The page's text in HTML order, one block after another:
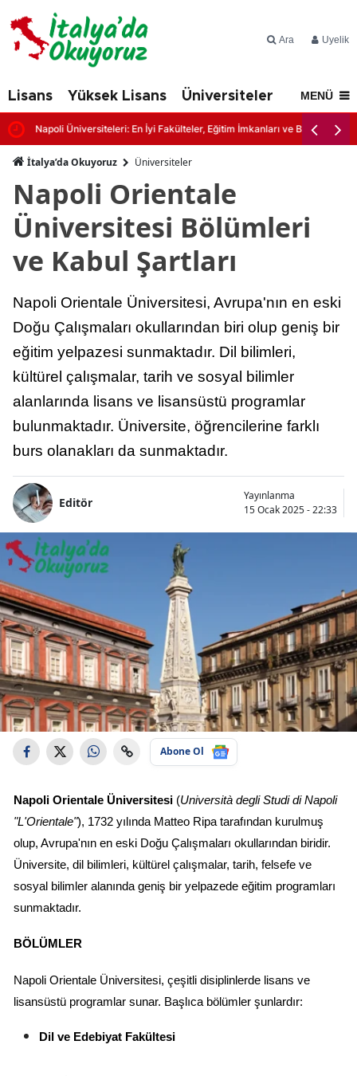
Ara Üyelik
Lisans Yüksek Lisans Üniversiteler İtalya'da
MENÜ
Napoli Üniversiteleri: En İyi Fakülteler, Eğitim İmkanları ve Başvuru
İtalya’da Okuyoruz Üniversiteler
Napoli Orientale
Üniversitesi Bölümleri
ve Kabul Şartları
Napoli Orientale Üniversitesi, Avrupa'nın en eski
Doğu Çalışmaları okullarından biri olup geniş bir
eğitim yelpazesi sunmaktadır. Dil bilimleri,
kültürel çalışmalar, tarih ve sosyal bilimler
alanlarında lisans ve lisansüstü programlar
bulunmaktadır. Üniversite, öğrencilerine farklı
burs olanakları da sunmaktadır.
Editör
Yayınlanma
15 Ocak 2025 - 22:33
Abone Ol
Napoli Orientale Üniversitesi (Università degli Studi di Napoli
"L'Orientale"), 1732 yılında Matteo Ripa tarafından kurulmuş
olup, Avrupa'nın en eski Doğu Çalışmaları okullarından biridir.
Üniversite, dil bilimleri, kültürel çalışmalar, tarih, felsefe ve
sosyal bilimler alanında geniş bir yelpazede eğitim programları
sunmaktadır.
BÖLÜMLER
Napoli Orientale Üniversitesi, çeşitli disiplinlerde lisans ve
lisansüstü programlar sunar. Başlıca bölümler şunlardır:
Dil ve Edebiyat Fakültesi